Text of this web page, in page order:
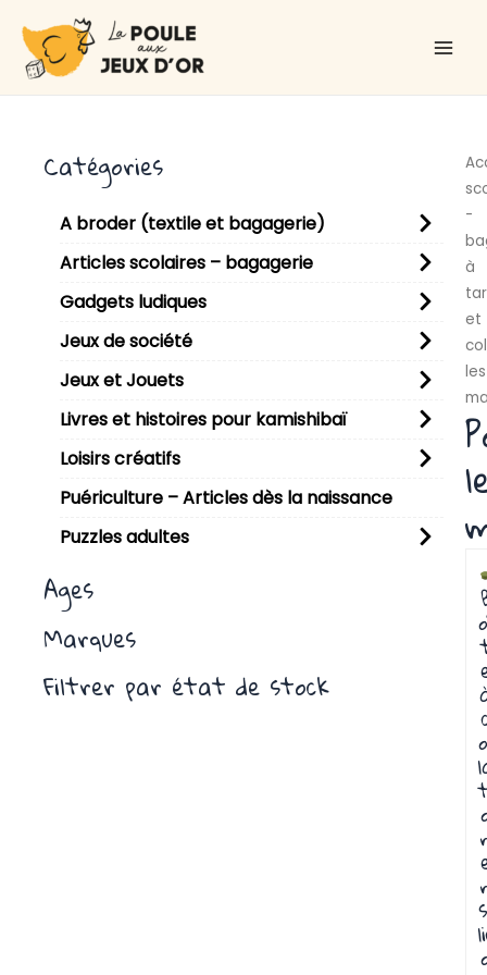
contenu
Catégories
A broder (textile et bagagerie)
Articles scolaires – bagagerie
Gadgets ludiques
Jeux de société
Jeux et Jouets
Livres et histoires pour kamishibaï
Loisirs créatifs
Puériculture – Articles dès la naissance
Puzzles adultes
Ages
Marques
Filtrer par état de stock
-
à
et
les